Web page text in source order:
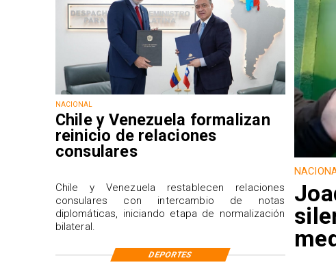
NACIONAL
Chile y Venezuela formalizan
reinicio de relaciones
consulares
Chile y Venezuela restablecen relaciones
consulares con intercambio de notas
diplomáticas, iniciando etapa de normalización
bilateral.
DEPORTES